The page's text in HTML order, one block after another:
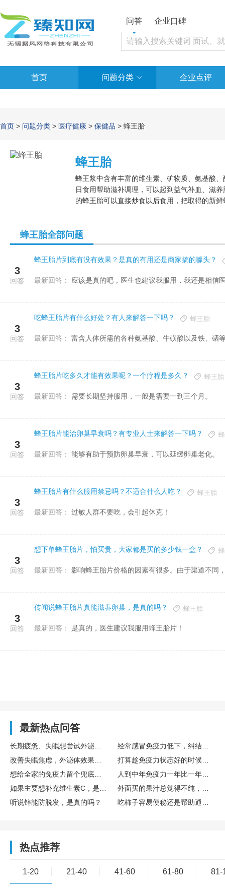
问答 企业口碑
首页 问题分类 企业点评
首页 > 问题分类 > 医疗健康 > 保健品 > 蜂王胎
蜂王胎
蜂王浆中含有丰富的维生素、矿物质、氨基酸
日食用帮助滋补调理，可以起到益气补血、滋
的蜂王胎可以直接炒食以后食用，把取得的新
力不
蜂王胎全部问题
3
回答
蜂王胎片到底有没有效果？是真的有用还是商家搞的噱头？
最新回答： 应该是真的吧，医生也建议我服用，我还是相信
3
回答
吃蜂王胎片有什么好处？有人来解答一下吗？ 蜂王胎
最新回答： 富含人体所需的各种氨基酸、牛磺酸以及铁、硒
3
回答
蜂王胎片吃多久才能有效果呢？一个疗程是多久？ 蜂王胎
最新回答： 需要长期坚持服用，一般是需要一到三个月。
3
回答
蜂王胎片能治卵巢早衰吗？有专业人士来解答一下吗？
最新回答： 能够有助于预防卵巢早衰，可以延缓卵巢老化。
3
回答
蜂王胎片有什么服用禁忌吗？不适合什么人吃？ 蜂王胎
最新回答： 过敏人群不要吃，会引起休克！
3
回答
想下单蜂王胎片，怕买贵，大家都是买的多少钱一盒？
最新回答： 影响蜂王胎片价格的因素有很多。由于渠道不同
3
回答
传闻说蜂王胎片真能滋养卵巢，是真的吗？ 蜂王胎
最新回答： 是真的，医生建议我服用蜂王胎片！
最新热点问答
听说锌能防脱发，是真的吗？
热点推荐
1-20 21-40 41-60 61-80 81-